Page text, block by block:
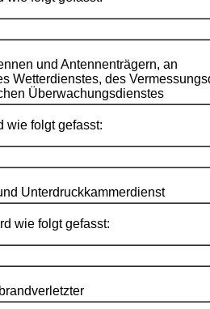
und Antennenträgern, an
Wetterdienstes, des
Überwachungsdienstes
wie folgt gefasst:
Unterdruckkammerdienst
wie folgt gefasst: